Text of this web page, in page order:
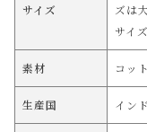
サイズ
ズは
サイ
素材 コッ
生産国 インド